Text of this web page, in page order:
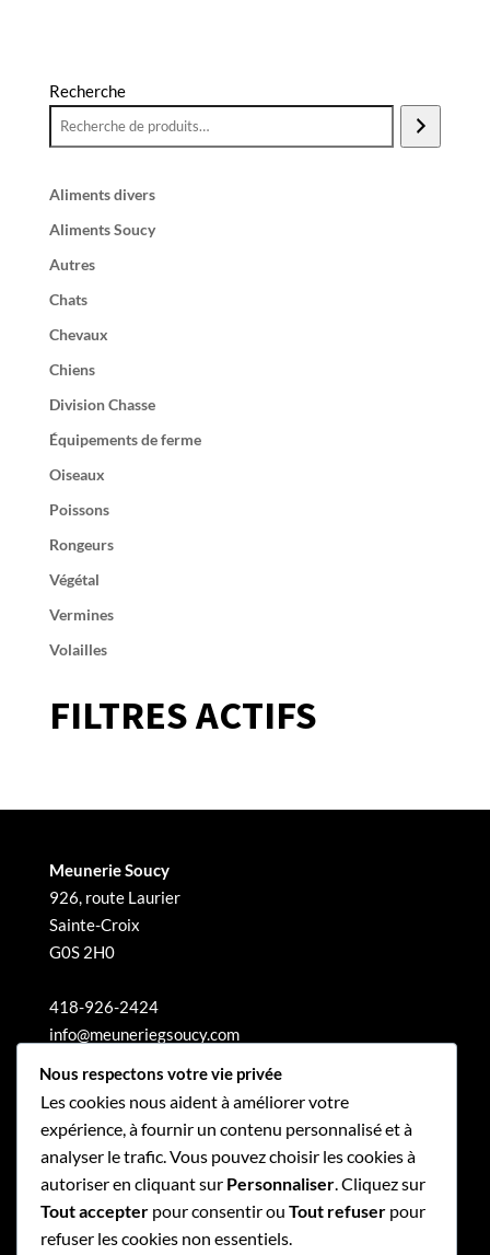
Recherche
Aliments divers
Aliments Soucy
Autres
Chats
Chevaux
Chiens
Division Chasse
Équipements de ferme
Oiseaux
Poissons
Rongeurs
Végétal
Vermines
Volailles
FILTRES ACTIFS
Meunerie Soucy
926, route Laurier
Sainte-Croix
G0S 2H0
418-926-2424
info@meuneriegsoucy.com
Nous respectons votre vie privée
Les cookies nous aident à améliorer votre
expérience, à fournir un contenu personnalisé et à
analyser le trafic. Vous pouvez choisir les cookies à
autoriser en cliquant sur Personnaliser . Cliquez sur
Tout accepter pour consentir ou Tout refuser pour
refuser les cookies non essentiels.